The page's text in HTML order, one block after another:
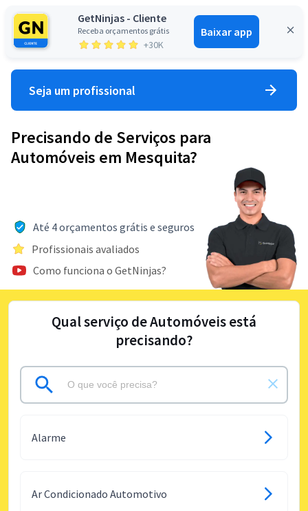
GetNinjas - Cliente
Receba orçamentos grátis
+30K
Baixar app
Entrar
Seja um profissional
Precisando de Serviços para
Automóveis em Mesquita?
Até 4 orçamentos grátis e seguros
Profissionais avaliados
Como funciona o GetNinjas?
Qual serviço de Automóveis está
precisando?
Alarme
Ar Condicionado Automotivo